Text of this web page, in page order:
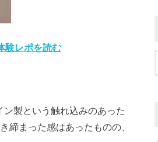
験レポを読む
製という触れ込みのあった
締まった感はあったものの、